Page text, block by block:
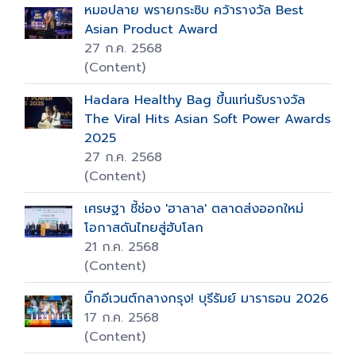
หมอปลาย พรายกระซิบ คว้ารางวัล Best
Asian Product Award
27 ก.ค. 2568
(Content)
Hadara Healthy Bag ขึ้นแท่นรับรางวัล
The Viral Hits Asian Soft Power Awards
2025
27 ก.ค. 2568
(Content)
เศรษฐา ชี้ช่อง 'ฮาลาล' ตลาดส่งออกใหม่
โอกาสดันไทยสู่ฮับโลก
21 ก.ค. 2568
(Content)
บิ๊กอีเวนต์กลางกรุง! บุรีรัมย์ มาราธอน 2026
17 ก.ค. 2568
(Content)